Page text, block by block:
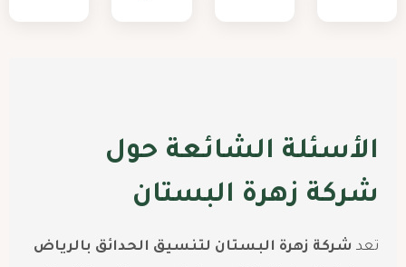
الأسئلة الشائعة حول
شركة زهرة البستان
تعد شركة زهرة البستان لتنسيق الحدائق بالرياض